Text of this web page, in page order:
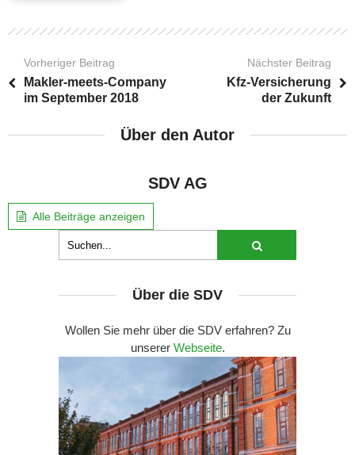
Vorheriger Beitrag
Makler-meets-Company
im September 2018
Nächster Beitrag
Kfz-Versicherung
der Zukunft
Über den Autor
SDV AG
Alle Beiträge anzeigen
Über die SDV
Wollen Sie mehr über die SDV erfahren? Zu
unserer Webseite.